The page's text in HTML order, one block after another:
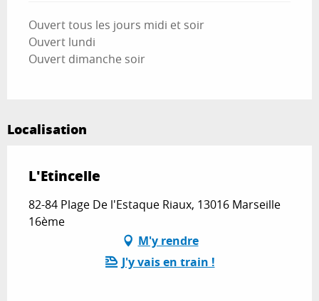
Ouvert tous les jours midi et soir
Ouvert lundi
Ouvert dimanche soir
Localisation
L'Etincelle
82-84 Plage De l'Estaque Riaux, 13016 Marseille
16ème
M'y rendre
J'y vais en train !